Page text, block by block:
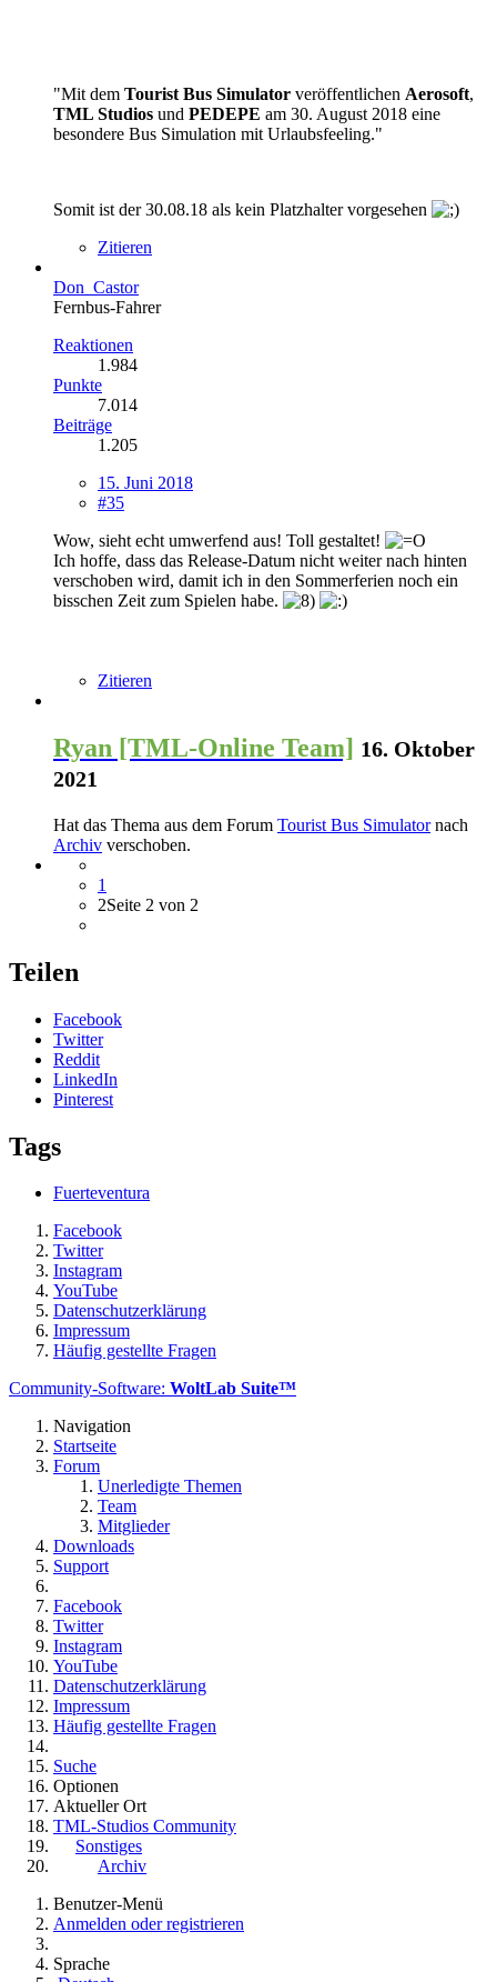
"Mit dem Tourist Bus Simulator veröffentlichen Aerosoft,
TML Studios und PEDEPE am 30. August 2018 eine
besondere Bus Simulation mit Urlaubsfeeling."
Somit ist der 30.08.18 als kein Platzhalter vorgesehen
Zitieren
Don_Castor
Fernbus-Fahrer
Reaktionen
1.984
Punkte
7.014
Beiträge
1.205
15. Juni 2018
#35
Wow, sieht echt umwerfend aus! Toll gestaltet!
Ich hoffe, dass das Release-Datum nicht weiter nach hinten
verschoben wird, damit ich in den Sommerferien noch ein
bisschen Zeit zum Spielen habe.
Zitieren
Ryan [TML-Online Team] 16. Oktober
2021
Hat das Thema aus dem Forum Tourist Bus Simulatornach
Archiv verschoben.
1
2Seite 2 von 2
Teilen
Facebook
Twitter
Reddit
LinkedIn
Pinterest
Tags
Fuerteventura
Facebook
Twitter
Instagram
YouTube
Datenschutzerklärung
Impressum
Häufig gestellte Fragen
Community-Software: WoltLab Suite™
Navigation
Startseite
Forum
Unerledigte Themen
Team
Mitglieder
Downloads
Support
Facebook
Twitter
Instagram
YouTube
Datenschutzerklärung
Impressum
Häufig gestellte Fragen
Suche
Optionen
Aktueller Ort
TML-Studios Community
Sonstiges
Archiv
Benutzer-Menü
Anmelden oder registrieren
Sprache